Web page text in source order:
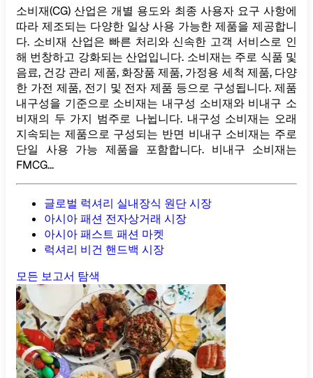
소비재(CG) 산업은 개별 용도와 최종 사용자 요구 사항에
따라 제조되는 다양한 일상 사용 가능한 제품을 제공합니
다. 소비재 산업은 빠른 처리와 신속한 고객 서비스로 인
해 번창하고 강화되는 산업입니다. 소비재는 주로 식품 및
음료, 건강 관리 제품, 화장품 제품, 가정용 세척 제품, 다양
한 가전 제품, 전기 및 전자 제품 등으로 구성됩니다. 제품
내구성을 기준으로 소비재는 내구성 소비재와 비내구 소
비재의 두 가지 범주로 나뉩니다. 내구성 소비재는 오래
지속되는 제품으로 구성되는 반면 비내구 소비재는 주로
단일 사용 가능 제품을 포함합니다. 비내구 소비재는
FMCG...
글로벌 럭셔리 실내장식 원단 시장
아시아 패션 전자상거래 시장
아시아 패스트 패션 마켓
럭셔리 비건 핸드백 시장
모든 보고서 탐색